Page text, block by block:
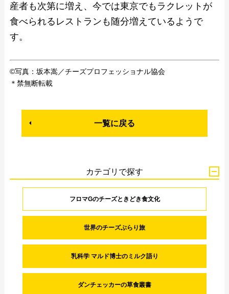
産者も次第に増え、今では東京でもラクレットが
食べられるレストランも随分増えているようで
す。
©写真：坂本嵩／チーズプロフェッショナル協会
＊禁無断転載
一覧に戻る
カテゴリで探す
フロマGのチーズときどき食文化
世界のチーズぶらり旅
乳科学 マルド博士のミルク語り
ダンチェッカーの草食叢書